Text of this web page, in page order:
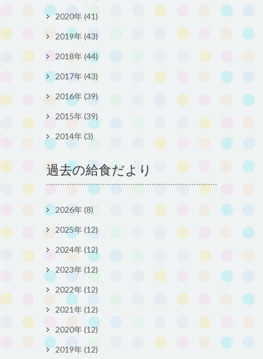
2020年 (41)
2019年 (43)
2018年 (44)
2017年 (43)
2016年 (39)
2015年 (39)
2014年 (3)
過去の給食だより
2026年 (8)
2025年 (12)
2024年 (12)
2023年 (12)
2022年 (12)
2021年 (12)
2020年 (12)
2019年 (12)